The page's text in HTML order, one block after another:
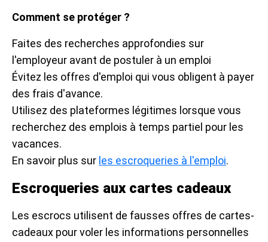
Comment se protéger ?
Faites des recherches approfondies sur
l'employeur avant de postuler à un emploi
Évitez les offres d'emploi qui vous obligent à payer
des frais d'avance.
Utilisez des plateformes légitimes lorsque vous
recherchez des emplois à temps partiel pour les
vacances.
En savoir plus sur les escroqueries à l'emploi.
Escroqueries aux cartes cadeaux
Les escrocs utilisent de fausses offres de cartes-
cadeaux pour voler les informations personnelles